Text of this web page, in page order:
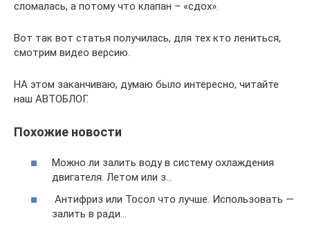
сломалась, а потому что клапан – «сдох».
Вот так вот статья получилась, для тех кто лениться,
смотрим видео версию.
НА этом заканчиваю, думаю было интересно, читайте
наш АВТОБЛОГ.
Похожие новости
Можно ли залить воду в систему охлаждения
двигателя. Летом или з…
Антифриз или Тосол что лучше. Использовать —
залить в ради…